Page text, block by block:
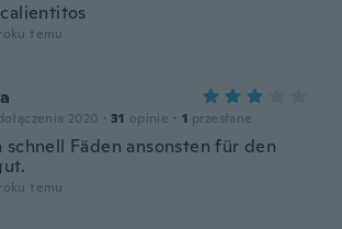
temu
2020 · 31 opinie · 1 przesłane
schnell Fäden ansonsten für den
temu